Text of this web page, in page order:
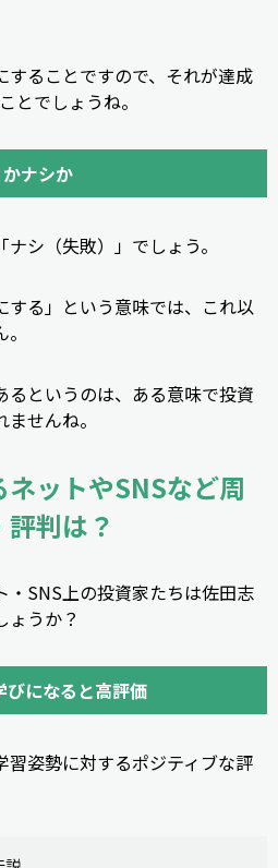
ることですので、それが達成
とでしょうね。
ナシか
シ（失敗）」でしょう。
する」という意味では、これ以
というのは、ある意味で投資
せんね。
ットやSNSなど周
判は？
・SNS上の投資家たちは佐田志
ょうか？
になると高評価
姿勢に対するポジティブな評